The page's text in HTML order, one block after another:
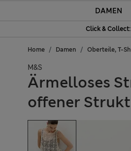
DAMEN
Click &
Home Damen Oberteile, T-
M&S
Ärmelloses
offener